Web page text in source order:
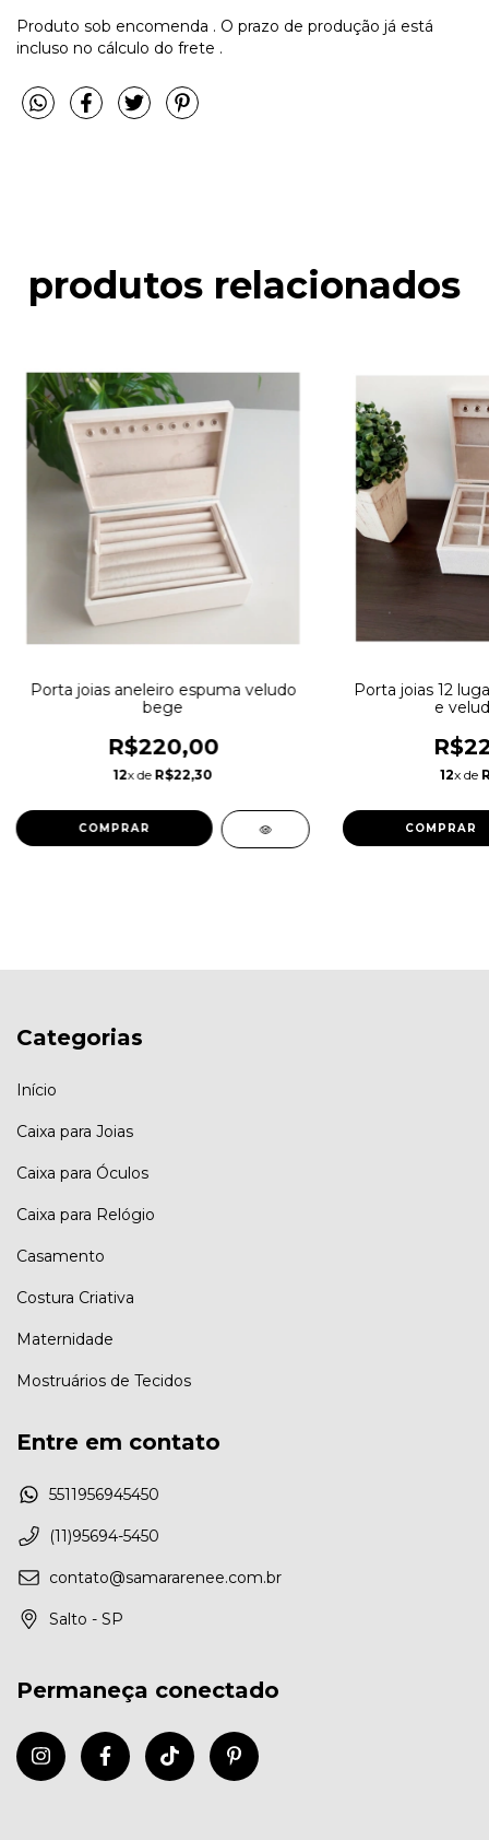
Produto sob encomenda . O prazo de produção já está
incluso no cálculo do frete .
produtos relacionados
Porta joias aneleiro espuma veludo
bege
R$220,00
12x de R$22,30
Porta joias 12
e
12x de
COMPRAR
Categorias
Início
Caixa para Joias
Caixa para Óculos
Caixa para Relógio
Casamento
Costura Criativa
Maternidade
Mostruários de Tecidos
Entre em contato
5511956945450
(11)95694-5450
contato@samararenee.com.br
Salto - SP
Permaneça conectado